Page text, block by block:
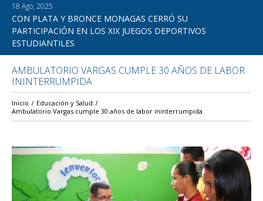
18 Ago, 2025
CON PLATA Y BRONCE MONAGAS CERRÓ SU
PARTICIPACIÓN EN LOS XIX JUEGOS DEPORTIVOS
ESTUDIANTILES
AMBULATORIO VARGAS CUMPLE 30 AÑOS DE LABOR
ININTERRUMPIDA
Inicio
Educación y Salud
Ambulatorio Vargas cumple 30 años de labor ininterrumpida